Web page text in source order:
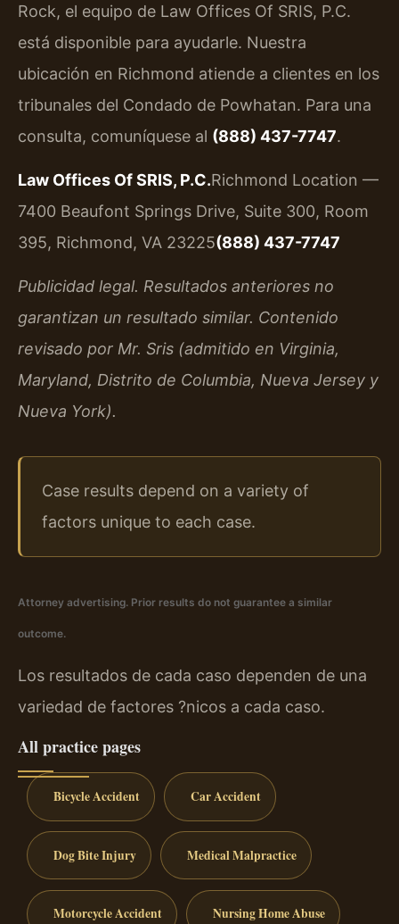
Rock, el equipo de Law Offices Of SRIS, P.C.
está disponible para ayudarle. Nuestra
ubicación en Richmond atiende a clientes en los
tribunales del Condado de Powhatan. Para una
consulta, comuníquese al (888) 437-7747.
Law Offices Of SRIS, P.C.Richmond Location —
7400 Beaufont Springs Drive, Suite 300, Room
395, Richmond, VA 23225(888) 437-7747
Publicidad legal. Resultados anteriores no
garantizan un resultado similar. Contenido
revisado por Mr. Sris (admitido en Virginia,
Maryland, Distrito de Columbia, Nueva Jersey y
Nueva York).
Case results depend on a variety of
factors unique to each case.
Attorney advertising. Prior results do not guarantee a similar
outcome.
Los resultados de cada caso dependen de una
variedad de factores ?nicos a cada caso.
All practice pages
Bicycle Accident Car Accident
Dog Bite Injury Medical Malpractice
Motorcycle Accident Nursing Home Abuse